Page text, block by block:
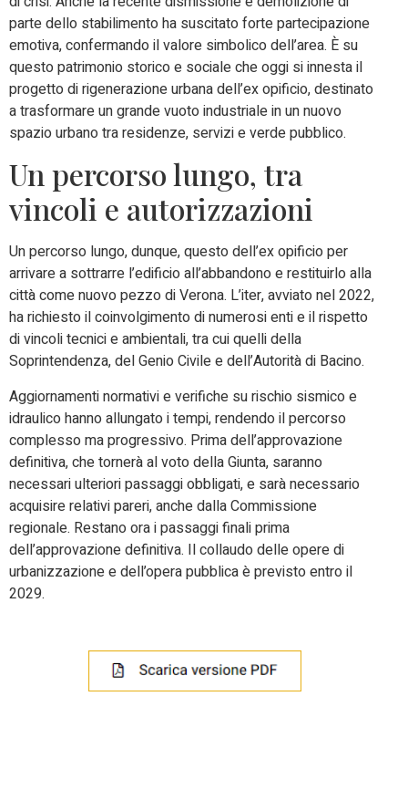
parte dello stabilimento ha suscitato forte partecipazione
emotiva, confermando il valore simbolico dell’area. È su
questo patrimonio storico e sociale che oggi si innesta il
progetto di rigenerazione urbana dell’ex opificio, destinato
a trasformare un grande vuoto industriale in un nuovo
spazio urbano tra residenze, servizi e verde pubblico.
Un percorso lungo, tra
vincoli e autorizzazioni
Un percorso lungo, dunque, questo dell’ex opificio per
arrivare a sottrarre l’edificio all’abbandono e restituirlo alla
città come nuovo pezzo di Verona. L’iter, avviato nel 2022,
ha richiesto il coinvolgimento di numerosi enti e il rispetto
di vincoli tecnici e ambientali, tra cui quelli della
Soprintendenza, del Genio Civile e dell’Autorità di Bacino.
Aggiornamenti normativi e verifiche su rischio sismico e
idraulico hanno allungato i tempi, rendendo il percorso
complesso ma progressivo. Prima dell’approvazione
definitiva, che tornerà al voto della Giunta, saranno
necessari ulteriori passaggi obbligati, e sarà necessario
acquisire relativi pareri, anche dalla Commissione
regionale. Restano ora i passaggi finali prima
dell’approvazione definitiva. Il collaudo delle opere di
urbanizzazione e dell’opera pubblica è previsto entro il
2029.